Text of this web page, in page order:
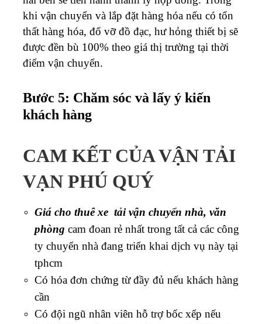
khi vận chuyển và lắp đặt hàng hóa nếu có tổn
thất hàng hóa, đổ vỡ đồ đạc, hư hỏng thiết bị sẽ
được đền bù 100% theo giá thị trường tại thời
điểm vận chuyển.
Bước 5: Chăm sóc và lấy ý kiến
khách hàng
CAM KẾT CỦA VẬN TẢI
VẠN PHÚ QUÝ
Giá cho thuê xe tải vận chuyển nhà, văn
phòng cam đoan rẻ nhất trong tất cả các công
ty chuyển nhà đang triển khai dịch vụ này tại
tphcm
Có hóa đơn chứng từ đầy đủ nếu khách hàng
cần
Có đội ngũ nhân viên hỗ trợ bốc xếp nếu